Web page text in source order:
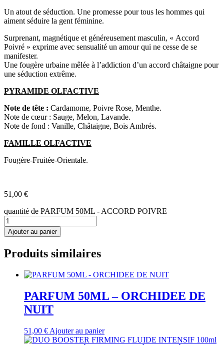
Un atout de séduction. Une promesse pour tous les hommes qui
aiment séduire la gent féminine.
Surprenant, magnétique et généreusement masculin, « Accord
Poivré » exprime avec sensualité un amour qui ne cesse de se
manifester.
Une fougère urbaine mêlée à l’addiction d’un accord châtaigne pour
une séduction extrême.
PYRAMIDE OLFACTIVE
Note de tête : Cardamome, Poivre Rose, Menthe.
Note de cœur : Sauge, Melon, Lavande.
Note de fond : Vanille, Châtaigne, Bois Ambrés.
FAMILLE OLFACTIVE
Fougère-Fruitée-Orientale.
51,00 €
quantité de PARFUM 50ML - ACCORD POIVRE
Ajouter au panier
Produits similaires
PARFUM 50ML – ORCHIDEE DE
NUIT
51,00 € Ajouter au panier